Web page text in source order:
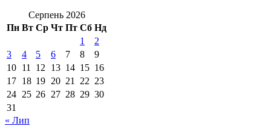
Серпень 2026
Пн Вт Ср Чт Пт Сб Нд
1
2
3
4 5 6 7 8
9
10 11 12 13 14 15 16
17 18 19 20 21 22 23
24 25 26 27 28 29 30
31
« Лип